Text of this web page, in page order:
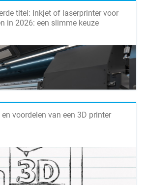
titel: Inkjet of laserprinter voor
in 2026: een slimme keuze
voordelen van een 3D printer